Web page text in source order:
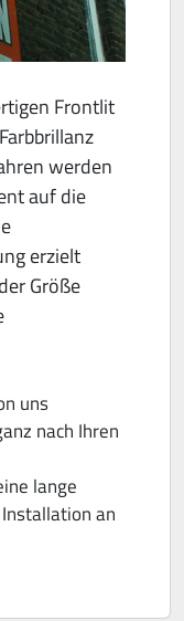
Frontlit
werden
auf die
erzielt
Größe
uns
nach Ihren
lange
an